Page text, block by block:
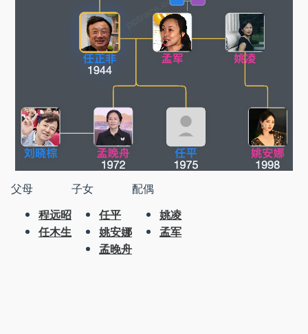
父母
程远昭
任木生
子女
任平
姚安娜
孟晚舟
配偶
姚凌
孟军